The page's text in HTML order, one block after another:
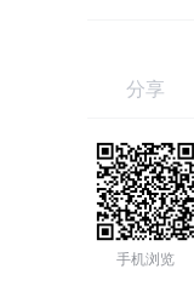
分享
手机浏览